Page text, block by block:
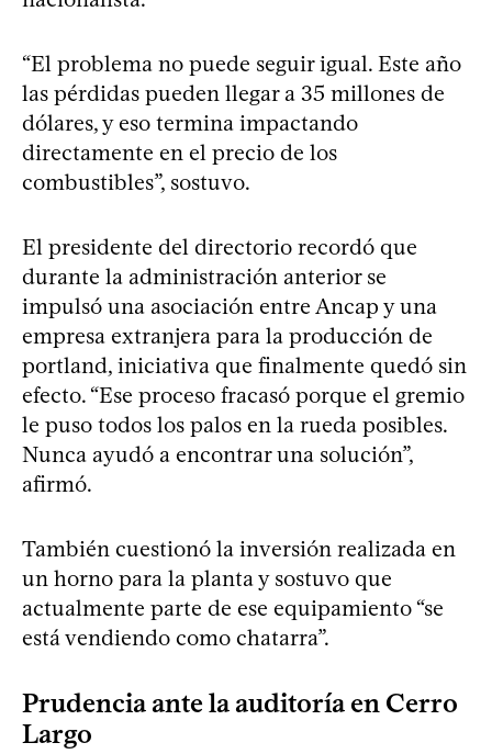
“El problema no puede seguir igual. Este año
las pérdidas pueden llegar a 35 millones de
dólares, y eso termina impactando
directamente en el precio de los
combustibles”, sostuvo.
El presidente del directorio recordó que
durante la administración anterior se
impulsó una asociación entre Ancap y una
empresa extranjera para la producción de
portland, iniciativa que finalmente quedó sin
efecto. “Ese proceso fracasó porque el gremio
le puso todos los palos en la rueda posibles.
Nunca ayudó a encontrar una solución”,
afirmó.
También cuestionó la inversión realizada en
un horno para la planta y sostuvo que
actualmente parte de ese equipamiento “se
está vendiendo como chatarra”.
Prudencia ante la auditoría en Cerro
Largo